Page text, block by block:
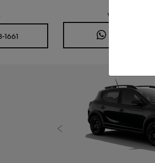
1661
whatsapp
Anterior